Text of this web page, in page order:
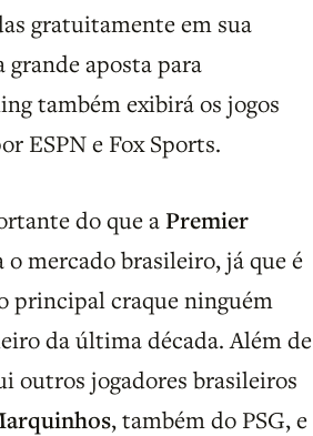
gratuitamente em sua
aposta para
também exibirá os jogos
ESPN e Fox Sports.
do que aPremier
mercado brasileiro, já que é
principal craque ninguém
da última década. Além de
outros jogadores brasileiros
, também do PSG, e